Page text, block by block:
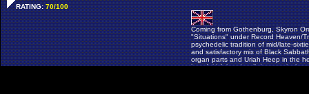
RATING:70/100
Coming from Gothenburg, Skyron
"Situations" under Record Heaven/
psychedelic tradition of mid/late-
and satisfactory mix of Black
organ parts and Uriah Heep in the
love faithful and well done revivals: